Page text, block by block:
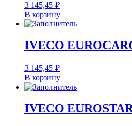
3 145,45 ₽
В корзину
IVECO
3 145,45 ₽
В корзину
IVECO